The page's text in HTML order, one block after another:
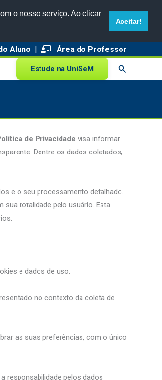
o nosso serviço. Ao clicar
Aceitar!
Aluno | Área do Professor
Estude na UniSeM Pesquisar
de Privacidade visa informar
Dentre os dados coletados,
e o seu processamento detalhado.
sua totalidade pelo usuário. Esta
e dados de uso.
no contexto da coleta de
as suas preferências, com o único
responsabilidade pelos dados